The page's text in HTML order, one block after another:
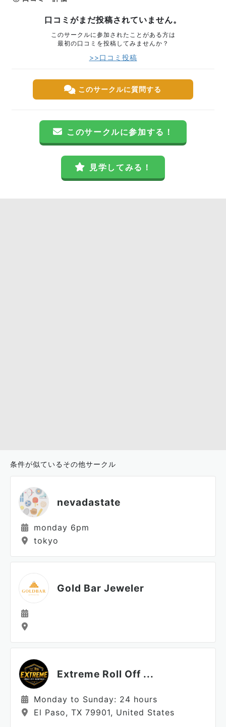
口コミがまだ投稿されていません。
このサークルに参加されたことがある方は
最初の口コミを投稿してみませんか？
>>口コミ投稿
このサークルに質問する
このサークルに参加する！
見学してみる！
条件が似ているその他サークル
nevadastate
monday 6pm
tokyo
Gold Bar Jeweler
Extreme Roll Off ...
Monday to Sunday: 24 hours
El Paso, TX 79901, United States